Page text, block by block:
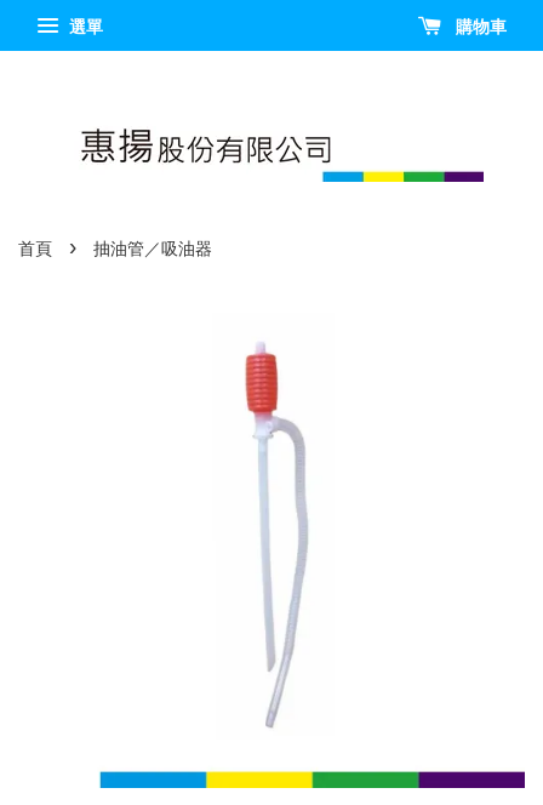
選單 購物車
首頁 › 抽油管／吸油器